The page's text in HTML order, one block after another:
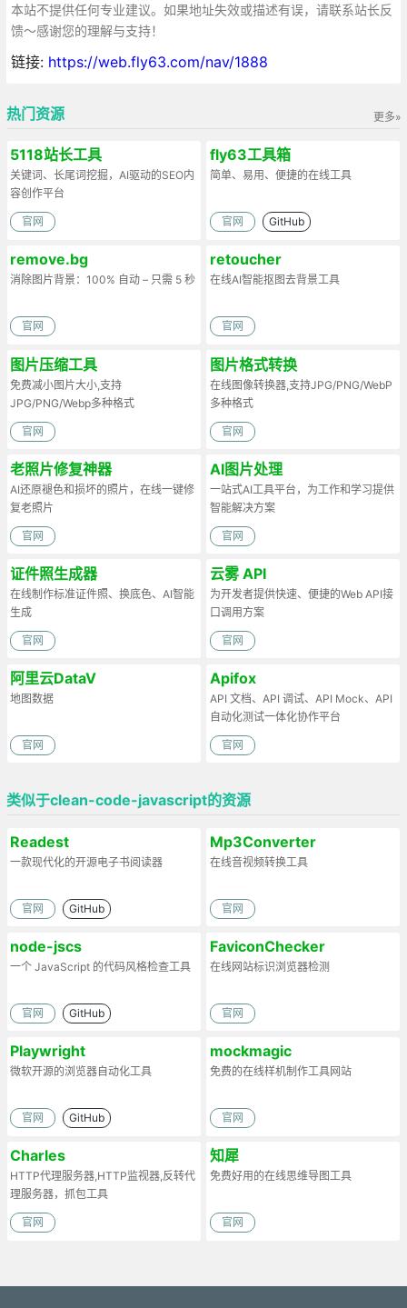
本站不提供任何专业建议。如果地址失效或描述有误，请联系站长反
馈～感谢您的理解与支持！
链接: https://web.fly63.com/nav/1888
更多»
热门资源
5118站长工具
关键词、长尾词挖掘，AI驱动的SEO内
容创作平台
官网
fly63工具箱
简单、易用、便捷的在线工具
官网 GitHub
remove.bg
消除图片背景：100% 自动 – 只需 5 秒
官网
retoucher
在线AI智能抠图去背景工具
官网
图片压缩工具
免费减小图片大小,支持
JPG/PNG/Webp多种格式
官网
图片格式转换
在线图像转换器,支持JPG/PNG/WebP
多种格式
官网
老照片修复神器
AI还原褪色和损坏的照片，在线一键修
复老照片
官网
AI图片处理
一站式AI工具平台，为工作和学习提供
智能解决方案
官网
证件照生成器
在线制作标准证件照、换底色、AI智能
生成
官网
云雾 API
为开发者提供快速、便捷的Web API接
口调用方案
官网
阿里云DataV
地图数据
官网
Apifox
API 文档、API 调试、API Mock、API
自动化测试一体化协作平台
官网
类似于clean-code-javascript的资源
Readest
一款现代化的开源电子书阅读器
官网 GitHub
Mp3Converter
在线音视频转换工具
官网
node-jscs
一个 JavaScript 的代码风格检查工具
官网 GitHub
FaviconChecker
在线网站标识浏览器检测
官网
Playwright
微软开源的浏览器自动化工具
官网 GitHub
mockmagic
免费的在线样机制作工具网站
官网
Charles
HTTP代理服务器,HTTP监视器,反转代
理服务器，抓包工具
官网
知犀
免费好用的在线思维导图工具
官网